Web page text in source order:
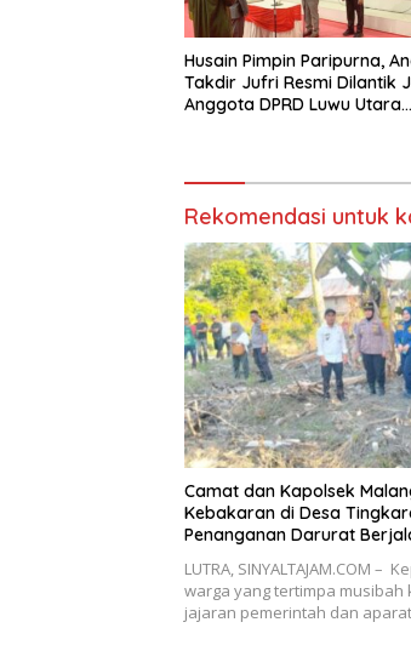
Husain Pimpin Paripurna,
Takdir Jufri Resmi Dilantik
Anggota DPRD Luwu Utara
Rekomendasi untuk
Camat dan Kapolsek
Kebakaran di Desa
Penanganan Darurat
LUTRA, SINYALTAJAM.COM –
warga yang tertimpa musibah
jajaran pemerintah dan